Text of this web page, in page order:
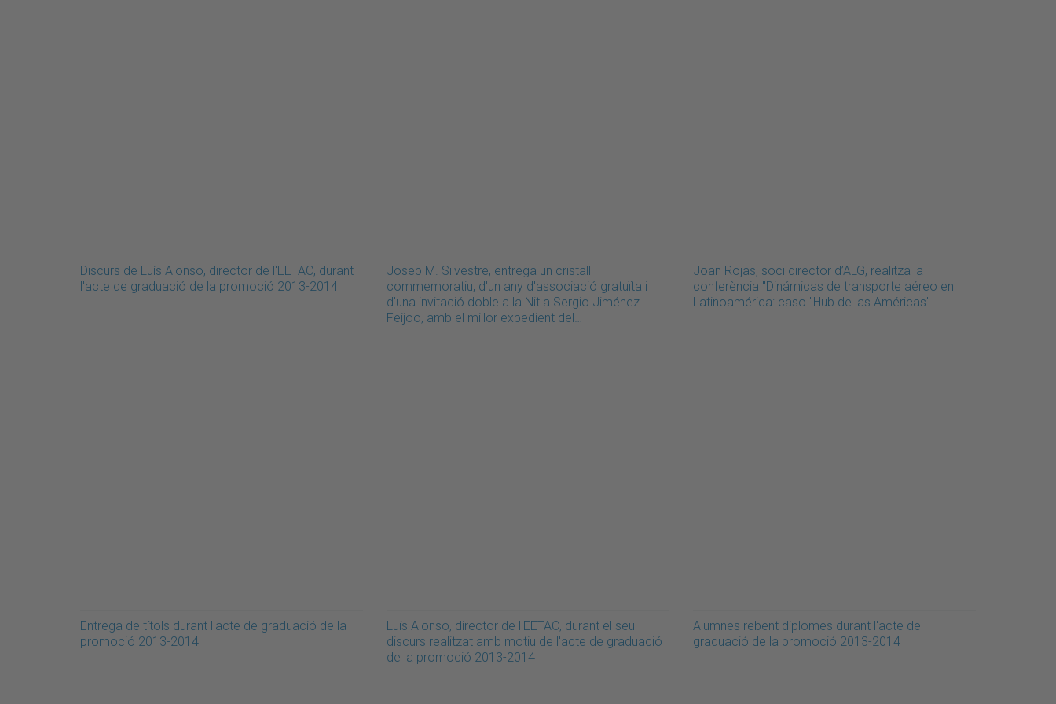
Discurs de Luís Alonso, director de l'EETAC, durant
l'acte de graduació de la promoció 2013-2014
Josep M. Silvestre, entrega un cristall
commemoratiu, d'un any d'associació gratuïta i
d'una invitació doble a la Nit a Sergio Jiménez
Feijoo, amb el millor expedient del…
Joan Rojas, soci director d’ALG, realitza la
conferència "Dinámicas de transporte aéreo en
Latinoamérica: caso "Hub de las Américas"
Entrega de títols durant l'acte de graduació de la
promoció 2013-2014
Luís Alonso, director de l'EETAC, durant el seu
discurs realitzat amb motiu de l'acte de graduació
de la promoció 2013-2014
Alumnes rebent diplomes durant l'acte de
graduació de la promoció 2013-2014